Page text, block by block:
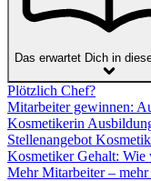
Das erwartet Dich in
Plötzlich Chef?
Mitarbeiter gewinnen:
Kosmetikerin
Stellenangebot
Kosmetiker Gehalt:
Mehr Mitarbeiter –